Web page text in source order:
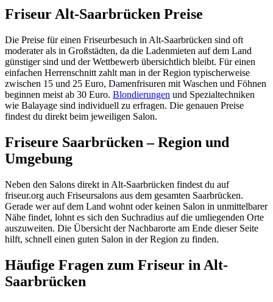
Friseur Alt-Saarbrücken Preise
Die Preise für einen Friseurbesuch in Alt-Saarbrücken sind oft
moderater als in Großstädten, da die Ladenmieten auf dem Land
günstiger sind und der Wettbewerb übersichtlich bleibt. Für einen
einfachen Herrenschnitt zahlt man in der Region typischerweise
zwischen 15 und 25 Euro, Damenfrisuren mit Waschen und Föhnen
beginnen meist ab 30 Euro. Blondierungen und Spezialtechniken
wie Balayage sind individuell zu erfragen. Die genauen Preise
findest du direkt beim jeweiligen Salon.
Friseure Saarbrücken – Region und
Umgebung
Neben den Salons direkt in Alt-Saarbrücken findest du auf
friseur.org auch Friseursalons aus dem gesamten Saarbrücken.
Gerade wer auf dem Land wohnt oder keinen Salon in unmittelbarer
Nähe findet, lohnt es sich den Suchradius auf die umliegenden Orte
auszuweiten. Die Übersicht der Nachbarorte am Ende dieser Seite
hilft, schnell einen guten Salon in der Region zu finden.
Häufige Fragen zum Friseur in Alt-
Saarbrücken